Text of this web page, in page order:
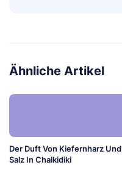
Ähnliche Artikel
Der Duft Von Kiefernharz Und
Salz In Chalkidiki